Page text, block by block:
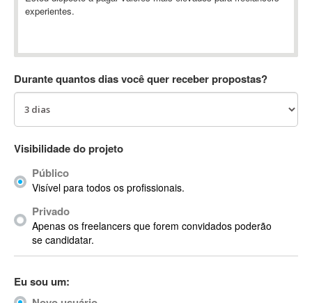
Absynth
ACARS
AccountMate
ACDSee
ACID Pro
ACPI
Acrobat
Acrobat X
Acronis
Actian
Actimize
ActionScript
Active Directory
experientes.
Durante quantos dias você quer receber propostas?
Visibilidade do projeto
Público
Visível para todos os profissionais.
Privado
Apenas os freelancers que forem convidados poderão
se candidatar.
Eu sou um: